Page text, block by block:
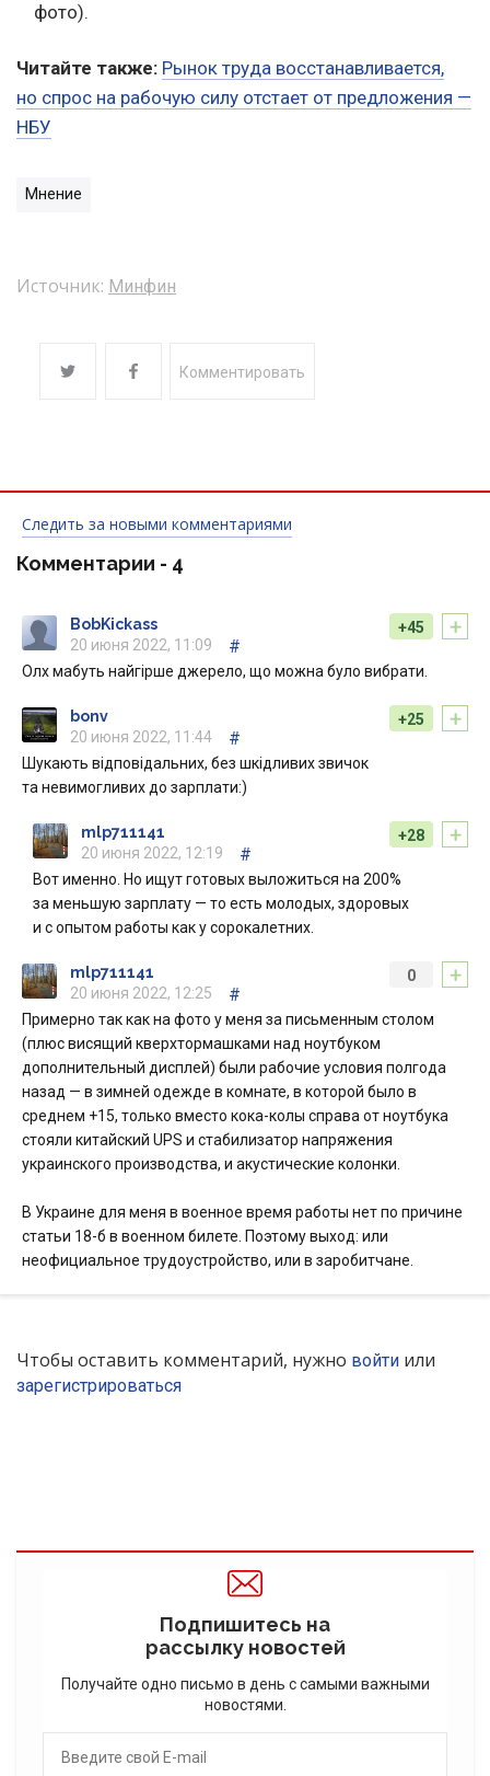
фото).
Читайте также: Рынок труда восстанавливается,
но спрос на рабочую силу отстает от предложения —
НБУ
Мнение
Источник: Минфин
Комментировать
Следить за новыми комментариями
Комментарии - 4
+
+45
BobKickass
20 июня 2022, 11:09
#
Олх мабуть найгірше джерело, що можна було вибрати.
+
+25
bonv
20 июня 2022, 11:44
#
Шукають відповідальних, без шкідливих звичок
та невимогливих до зарплати:)
+
+28
mlp711141
20 июня 2022, 12:19
#
Вот именно. Но ищут готовых выложиться на 200%
за меньшую зарплату — то есть молодых, здоровых
и с опытом работы как у сорокалетних.
+
0
mlp711141
20 июня 2022, 12:25
#
Примерно так как на фото у меня за письменным столом
(плюс висящий кверхтормашками над ноутбуком
дополнительный дисплей) были рабочие условия полгода
назад — в зимней одежде в комнате, в которой было в
среднем +15, только вместо кока-колы справа от ноутбука
стояли китайский UPS и стабилизатор напряжения
украинского производства, и акустические колонки.
В Украине для меня в военное время работы нет по причине
статьи 18-б в военном билете. Поэтому выход: или
неофициальное трудоустройство, или в заробитчане.
Чтобы оставить комментарий, нужно войти или
зарегистрироваться
Подпишитесь на
рассылку новостей
Получайте одно письмо в день с самыми важными
новостями.